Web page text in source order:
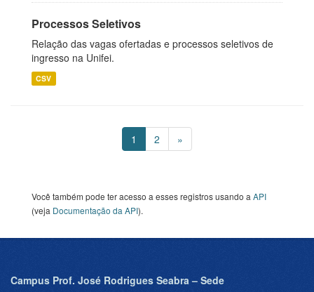
Processos Seletivos
Relação das vagas ofertadas e processos seletivos de
ingresso na Unifei.
CSV
1 2 »
Você também pode ter acesso a esses registros usando a API
(veja Documentação da API).
Campus Prof. José Rodrigues Seabra – Sede